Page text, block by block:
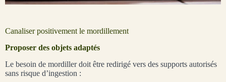
Canaliser positivement le mordillement
Proposer des objets adaptés
Le besoin de mordiller doit être redirigé vers des supports autorisés
sans risque d’ingestion :